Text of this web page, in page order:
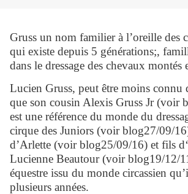
Gruss un nom familier à l’oreille des
qui existe depuis 5 générations;,
dans le dressage des chevaux montés
Lucien Gruss, peut être moins
que son cousin Alexis Gruss Jr (voir
est une référence du monde du
cirque des Juniors (voir blog27/09/
d’Arlette (voir blog25/09/16) et fils
Lucienne Beautour (voir blog19/12/
équestre issu du monde circassien
plusieurs années.